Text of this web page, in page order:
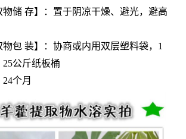
物储 存】：置于阴凉干燥、避光，避高
物包 装】：协商或内用双层塑料袋，1
公斤纸板桶
24个月